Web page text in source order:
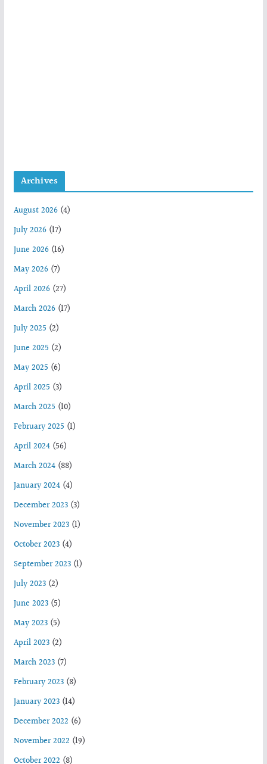
Archives
August 2026(4)
July 2026(17)
June 2026(16)
May 2026(7)
April 2026(27)
March 2026(17)
July 2025 (2)
June 2025 (2)
May 2025 (6)
April 2025 (3)
March 2025 (10)
February 2025 (1)
April 2024(56)
March 2024(88)
January 2024(4)
December 2023(3)
November 2023(1)
October 2023(4)
September 2023(1)
July 2023(2)
June 2023(5)
May 2023(5)
April 2023(2)
March 2023(7)
February 2023(8)
January 2023(14)
December 2022 (6)
November 2022 (19)
October 2022 (8)